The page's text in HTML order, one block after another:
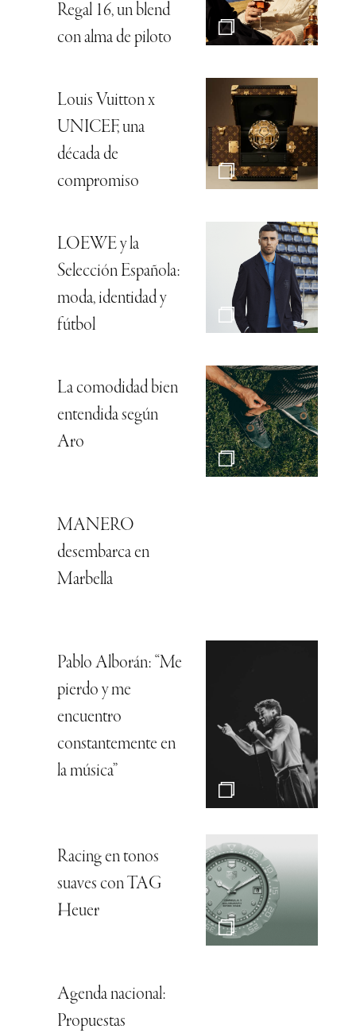
Regal 16, un blend
con alma de piloto
Louis Vuitton x
UNICEF, una
década de
compromiso
LOEWE y la
Selección Española:
moda, identidad y
fútbol
La comodidad bien
entendida según
Aro
MANERO
desembarca en
Marbella
Pablo Alborán: “Me
pierdo y me
encuentro
constantemente en
la música”
Racing en tonos
suaves con TAG
Heuer
Agenda nacional:
Propuestas